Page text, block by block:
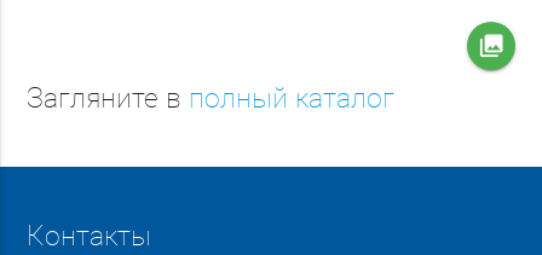
collections
Загляните в полный каталог
Контакты